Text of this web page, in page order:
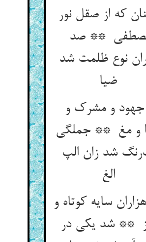
که از صقل نور
** صد
نوع ظلمت شد
جهود و مشرک و
و مغ ** جملگی
شد زان الپ
الغ
سایه کوتاه و
** شد یکی در